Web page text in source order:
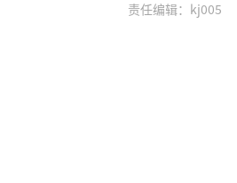
责任编辑：kj005